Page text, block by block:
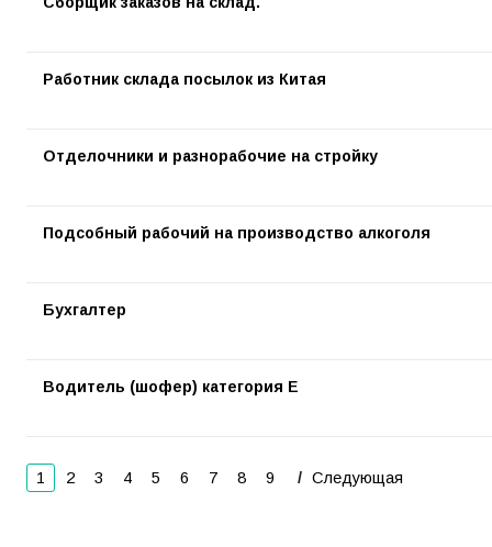
Работник склада посылок из Китая
Отделочники и разнорабочие на стройку
Подсобный рабочий на производство алкоголя
Бухгалтер
Водитель (шофер) категория Е
1 2 3 4 5 6 7 8 9 Следующая